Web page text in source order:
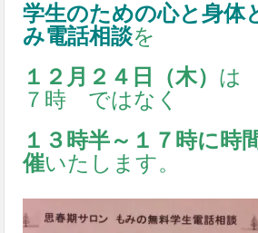
学生のための心と身体
み電話相談を
１２月２４日（木） は
７時 ではなく
１３時半～１７時に時
催いたします。